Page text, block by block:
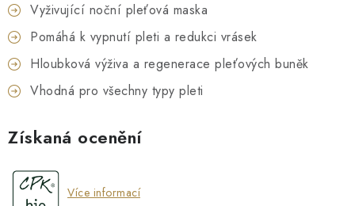
Vyživující noční pleťová maska
Pomáhá k vypnutí pleti a redukci vrásek
Hloubková výživa a regenerace pleťových buněk
Vhodná pro všechny typy pleti
Získaná ocenění
Více informací